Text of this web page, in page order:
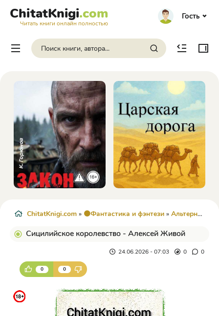
ChitatKnigi.com
Читать книги онлайн полностью
Гость
ChitatKnigi.com » 🟠Фантастика и фэнтези » Альтернативная история
Сицилийское королевство - Алексей Живой
24.06.2026 - 07:03 0 0
0 0